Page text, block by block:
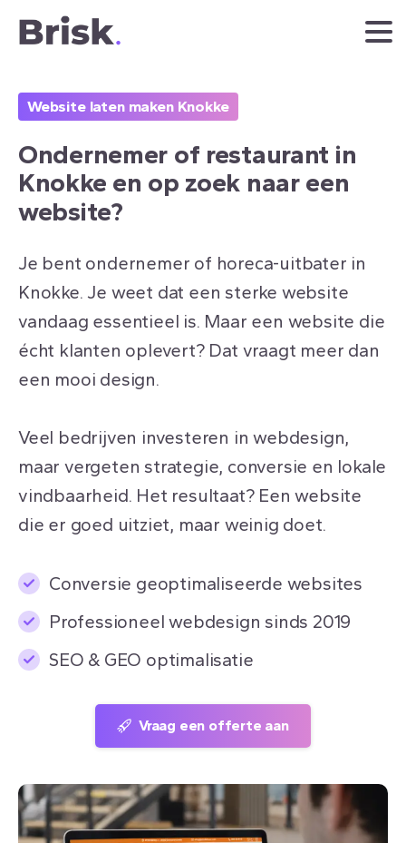
Website laten maken Knokke
Ondernemer of restaurant in
Knokke en op zoek naar een
website?
Je bent ondernemer of horeca-uitbater in
Knokke. Je weet dat een sterke website
vandaag essentieel is. Maar een website die
écht klanten oplevert? Dat vraagt meer dan
een mooi design.
Veel bedrijven investeren in webdesign,
maar vergeten strategie, conversie en lokale
vindbaarheid. Het resultaat? Een website
die er goed uitziet, maar weinig doet.
Conversie geoptimaliseerde websites
Professioneel webdesign sinds 2019
SEO & GEO optimalisatie
Vraag een offerte aan